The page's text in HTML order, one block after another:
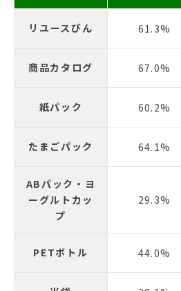
リユースびん 61.3%
商品カタログ 67.0%
紙パック 60.2%
たまごパック 64.1%
ABパック・ヨ
ーグルトカッ
プ
29.3%
PETボトル 44.0%